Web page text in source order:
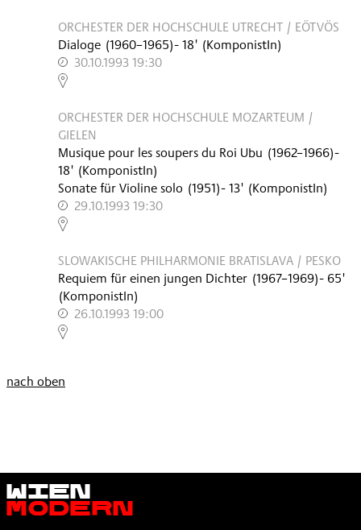
ORCHESTER DER HOCHSCHULE UTRECHT / EÖTVÖS
Dialoge (1960–1965)- 18' (KomponistIn)
30.10.1993 19:30
,
ORCHESTER DER HOCHSCHULE MOZARTEUM /
GIELEN
Musique pour les soupers du Roi Ubu (1962–1966)-
18' (KomponistIn)
Sonate für Violine solo (1951)- 13' (KomponistIn)
29.10.1993 19:30
,
SLOWAKISCHE PHILHARMONIE BRATISLAVA / PESKO
Requiem für einen jungen Dichter (1967–1969)- 65'
(KomponistIn)
26.10.1993 19:00
,
nach oben
Wien
Modern